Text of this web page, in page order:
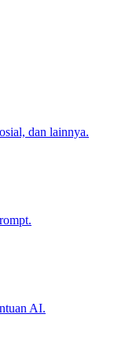
dan lainnya.
AI.